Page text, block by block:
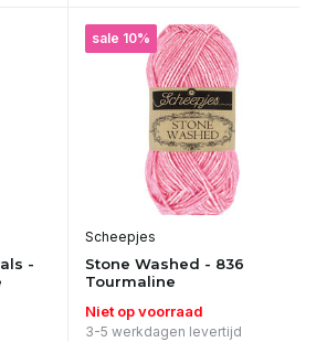
-
sale 10%
Scheepjes
Stone Washed - 836
Tourmaline
Niet op voorraad
3-5 werkdagen levertijd